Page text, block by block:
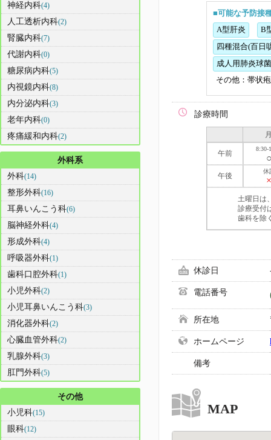
■可能な予防接
A型肝炎
B
四種混合(百日
成人用肺炎球菌
その他：帯状
診療時間
午前
8:30-
午後
休
×
土曜日は
診療受付
歯科を除
休診日
電話番号
所在地
ホームページ
備考
MAP
神経内科(4)
人工透析内科(2)
腎臓内科(7)
代謝内科(0)
糖尿病内科(5)
内視鏡内科(8)
内分泌内科(3)
老年内科(0)
疼痛緩和内科(2)
外科系
外科(14)
整形外科(16)
耳鼻いんこう科(6)
脳神経外科(4)
形成外科(4)
呼吸器外科(1)
歯科口腔外科(1)
小児外科(2)
小児耳鼻いんこう科(3)
消化器外科(2)
心臓血管外科(2)
乳腺外科(3)
肛門外科(5)
その他
小児科(15)
眼科(12)